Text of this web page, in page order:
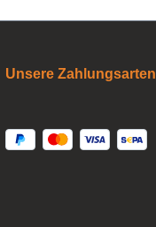
Unsere Zahlungsarten